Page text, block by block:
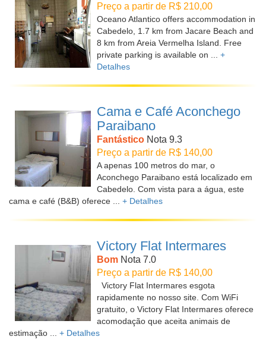
Preço a partir de R$ 210,00
Oceano Atlantico offers accommodation in
Cabedelo, 1.7 km from Jacare Beach and
8 km from Areia Vermelha Island. Free
private parking is available on ... +
Detalhes
Cama e Café Aconchego
Paraibano
Fantástico Nota 9.3
Preço a partir de R$ 140,00
A apenas 100 metros do mar, o
Aconchego Paraibano está localizado em
Cabedelo. Com vista para a água, este
cama e café (B&B) oferece ... + Detalhes
Victory Flat Intermares
Bom Nota 7.0
Preço a partir de R$ 140,00
Victory Flat Intermares esgota
rapidamente no nosso site. Com WiFi
gratuito, o Victory Flat Intermares oferece
acomodação que aceita animais de
estimação ... + Detalhes